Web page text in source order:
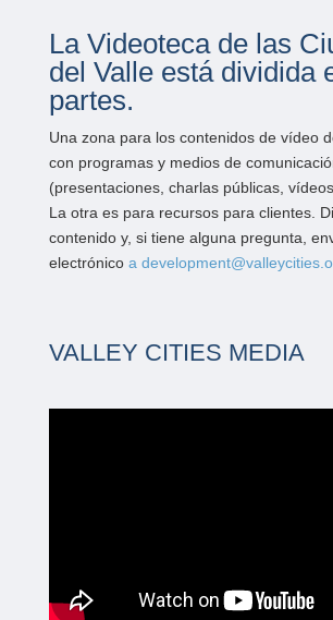
La Videoteca de las
del Valle está dividida
partes.
Una zona para los contenidos de vídeo
con programas y medios de
(presentaciones, charlas públicas,
La otra es para recursos para clientes.
contenido y, si tiene alguna pregunta,
electrónico a
VALLEY CITIES MEDIA